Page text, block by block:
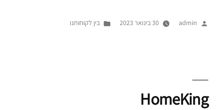
פורסם
admin 30 בינואר 2023
Posted
בין לקוחותנו
HomeKing